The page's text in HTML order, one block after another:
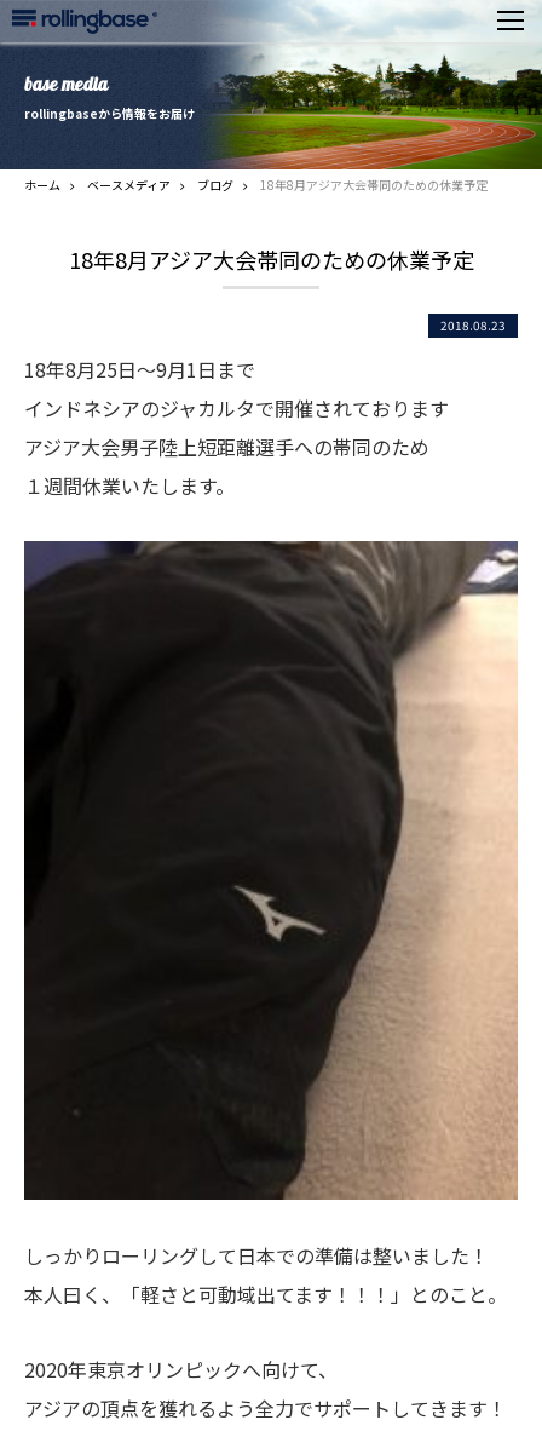
base media
rollingbaseから情報をお届け
ホーム ベースメディア ブログ 18年8月アジア大会帯同のための休業予定
18年8月アジア大会帯同のための休業予定
2018.08.23
18年8月25日〜9月1日まで
インドネシアのジャカルタで開催されております
アジア大会男子陸上短距離選手への帯同のため
１週間休業いたします。
しっかりローリングして日本での準備は整いました！
本人曰く、「軽さと可動域出てます！！！」とのこと。
2020年東京オリンピックへ向けて、
アジアの頂点を獲れるよう全力でサポートしてきます！